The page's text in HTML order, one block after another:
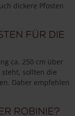
dickere Pfosten
für die
ca. 250 cm über
steht, sollten die
Daher empfehlen
Robinie?